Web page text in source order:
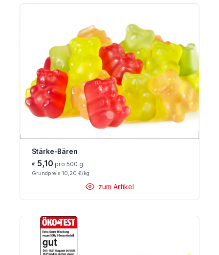
Stärke-Bären
€ 5,10 pro 500 g
Grundpreis 10,20 €/kg
zum Artikel